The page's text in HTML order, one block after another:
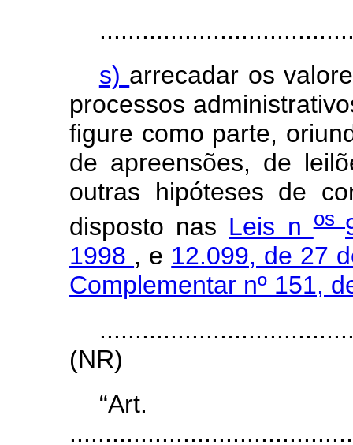
s) arrecadar os
processos
figure como parte,
de apreensões, de
outras hipóteses de
disposto nas Leis nos
1998 , e 12.099, de 27
Complementar nº 151,
(NR)